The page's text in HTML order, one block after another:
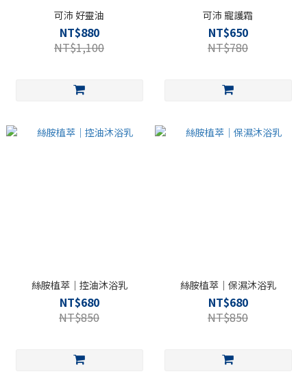
可沛 好靈油
NT$880
NT$1,100
可沛 寵護霜
NT$650
NT$780
絲胺植萃｜控油沐浴乳
NT$680
NT$850
絲胺植萃｜保濕沐浴乳
NT$680
NT$850